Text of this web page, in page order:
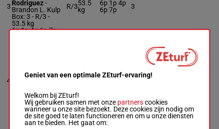
3 Rodriguez-
Brandon L. Kulp
Box: 3 - R/3 -
53.5 kg
6p 1p 4p 6p 7p
R/353.5
kg
6p 1p 4p
6p 7p
3
4
Synnefias
2p 3p 1p (24) 8p
R/455 kg
2p 3p 1p
Geniet van een optimale ZEturf-ervaring!
Welkom bij ZEturf!
Wij gebruiken samen met onze partnerscookies
wanneer u onze site bezoekt. Deze cookies zijn nodig om
de site goed te laten functioneren en om u onze diensten
aan te bieden. Het gaat om: